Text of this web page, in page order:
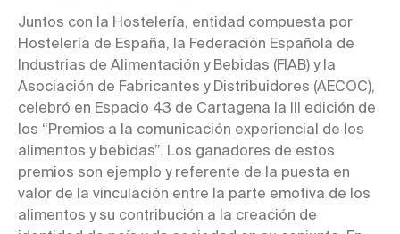
Juntos con la Hostelería, entidad compuesta por
Hostelería de España, la Federación Española de
Industrias de Alimentación y Bebidas (FIAB) y la
Asociación de Fabricantes y Distribuidores (AECOC),
celebró en Espacio 43 de Cartagena la III edición de
los “Premios a la comunicación experiencial de los
alimentos y bebidas”. Los ganadores de estos
premios son ejemplo y referente de la puesta en
valor de la vinculación entre la parte emotiva de los
alimentos y su contribución a la creación de